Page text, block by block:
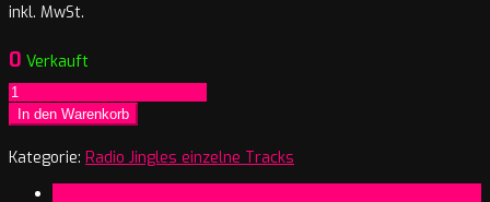
inkl. MwSt.
0 Verkauft
Radio
Jingles
Winter
1/25
In den Warenkorb
Kategorie: Radio Jingles einzelne Tracks